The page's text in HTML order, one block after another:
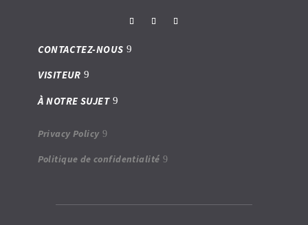
CONTACTEZ-NOUS
VISITEUR
À NOTRE SUJET
Privacy Policy
Politique de confidentialité